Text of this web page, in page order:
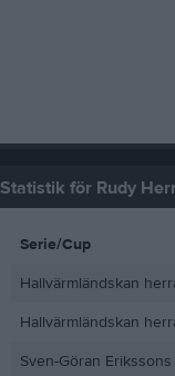
Statistik för Rudy
Serie/Cup
Hallvärmländskan
Hallvärmländskan
Sven-Göran